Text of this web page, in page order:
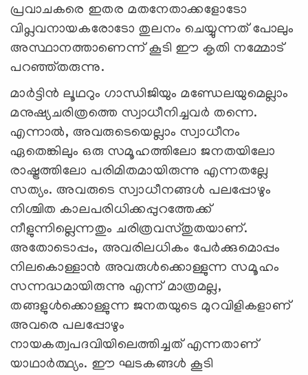
പ്രവാചകരെ ഇതര മതനേതാക്കളോടോ
വിപ്ലവനായകരോടോ തുലനം ചെയ്യുന്നത് പോലും
അസ്ഥാനത്താണെന്ന് കൂടി ഈ കൃതി നമ്മോട്
പറഞ്ഞ്തരുന്നു.
മാര്‍ട്ടിന്‍ ലൂഥറും ഗാന്ധിജിയും മണ്ഡേലയുമെല്ലാം
മനുഷ്യചരിത്രത്തെ സ്വാധീനിച്ചവര്‍ തന്നെ.
എന്നാല്‍, അവരുടെയെല്ലാം സ്വാധീനം
ഏതെങ്കിലും ഒരു സമൂഹത്തിലോ ജനതയിലോ
രാഷ്ട്രത്തിലോ പരിമിതമായിരുന്നു എന്നതല്ലേ
സത്യം. അവരുടെ സ്വാധീനങ്ങള്‍ പലപ്പോഴും
നിശ്ചിത കാലപരിധിക്കപ്പുറത്തേക്ക്
നീളുന്നില്ലെന്നതും ചരിത്രവസ്തുതയാണ്.
അതോടൊപ്പം, അവരിലധികം പേര്‍ക്കുമൊപ്പം
നിലകൊള്ളാന്‍ അവരുള്‍ക്കൊള്ളുന്ന സമൂഹം
സന്നദ്ധമായിരുന്നു എന്ന് മാത്രമല്ല,
തങ്ങളുള്‍ക്കൊള്ളുന്ന ജനതയുടെ മുറവിളികളാണ്
അവരെ പലപ്പോഴും
നായകത്വപദവിയിലെത്തിച്ചത് എന്നതാണ്
യാഥാര്‍ത്ഥ്യം. ഈ ഘടകങ്ങള്‍ കൂടി